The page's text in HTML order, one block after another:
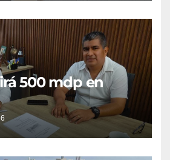
500 mdp en